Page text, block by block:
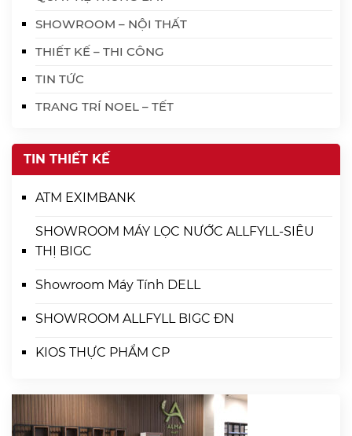
SHOWROOM – NỘI THẤT
THIẾT KẾ – THI CÔNG
TIN TỨC
TRANG TRÍ NOEL – TẾT
TIN THIẾT KẾ
ATM EXIMBANK
SHOWROOM MÁY LỌC NƯỚC ALLFYLL-SIÊU
THỊ BIGC
Showroom Máy Tính DELL
SHOWROOM ALLFYLL BIGC ĐN
KIOS THỰC PHẨM CP